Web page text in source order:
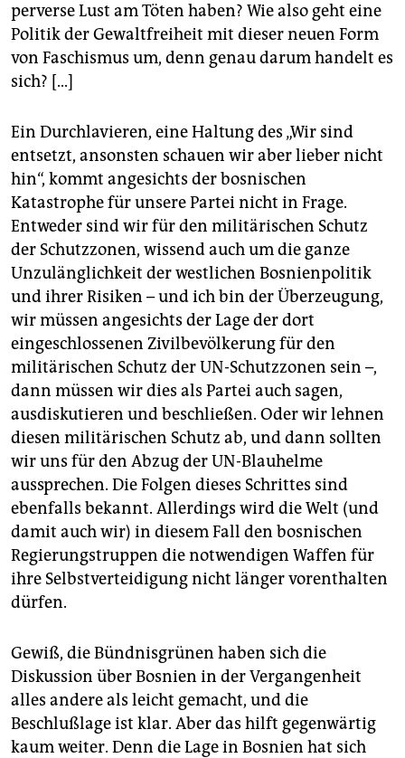
perverse Lust am Töten haben? Wie also geht eine
Politik der Gewaltfreiheit mit dieser neuen Form
von Faschismus um, denn genau darum handelt es
sich? [...]
Ein Durchlavieren, eine Haltung des „Wir sind
entsetzt, ansonsten schauen wir aber lieber nicht
hin“, kommt angesichts der bosnischen
Katastrophe für unsere Partei nicht in Frage.
Entweder sind wir für den militärischen Schutz
der Schutzzonen, wissend auch um die ganze
Unzulänglichkeit der westlichen Bosnienpolitik
und ihrer Risiken – und ich bin der Überzeugung,
wir müssen angesichts der Lage der dort
eingeschlossenen Zivilbevölkerung für den
militärischen Schutz der UN-Schutzzonen sein –,
dann müssen wir dies als Partei auch sagen,
ausdiskutieren und beschließen. Oder wir lehnen
diesen militärischen Schutz ab, und dann sollten
wir uns für den Abzug der UN-Blauhelme
aussprechen. Die Folgen dieses Schrittes sind
ebenfalls bekannt. Allerdings wird die Welt (und
damit auch wir) in diesem Fall den bosnischen
Regierungstruppen die notwendigen Waffen für
ihre Selbstverteidigung nicht länger vorenthalten
dürfen.
Gewiß, die Bündnisgrünen haben sich die
Diskussion über Bosnien in der Vergangenheit
alles andere als leicht gemacht, und die
Beschlußlage ist klar. Aber das hilft gegenwärtig
kaum weiter. Denn die Lage in Bosnien hat sich